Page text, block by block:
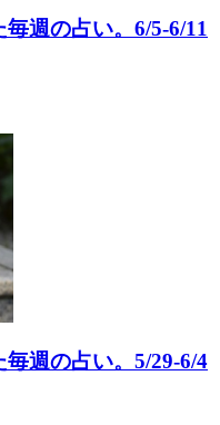
週の占い。6/5-6/11
週の占い。5/29-6/4